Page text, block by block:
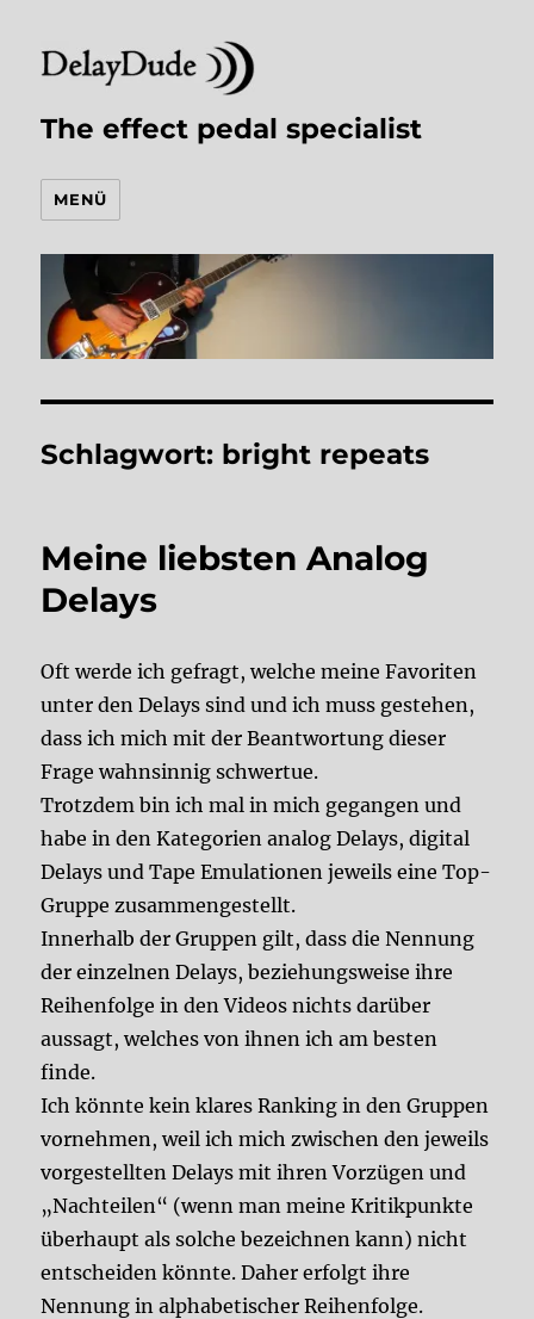
The effect pedal specialist
MENÜ
Schlagwort: bright repeats
Meine liebsten Analog
Delays
Oft werde ich gefragt, welche meine Favoriten
unter den Delays sind und ich muss gestehen,
dass ich mich mit der Beantwortung dieser
Frage wahnsinnig schwertue.
Trotzdem bin ich mal in mich gegangen und
habe in den Kategorien analog Delays, digital
Delays und Tape Emulationen jeweils eine Top-
Gruppe zusammengestellt.
Innerhalb der Gruppen gilt, dass die Nennung
der einzelnen Delays, beziehungsweise ihre
Reihenfolge in den Videos nichts darüber
aussagt, welches von ihnen ich am besten
finde.
Ich könnte kein klares Ranking in den Gruppen
vornehmen, weil ich mich zwischen den jeweils
vorgestellten Delays mit ihren Vorzügen und
„Nachteilen“ (wenn man meine Kritikpunkte
überhaupt als solche bezeichnen kann) nicht
entscheiden könnte. Daher erfolgt ihre
Nennung in alphabetischer Reihenfolge.